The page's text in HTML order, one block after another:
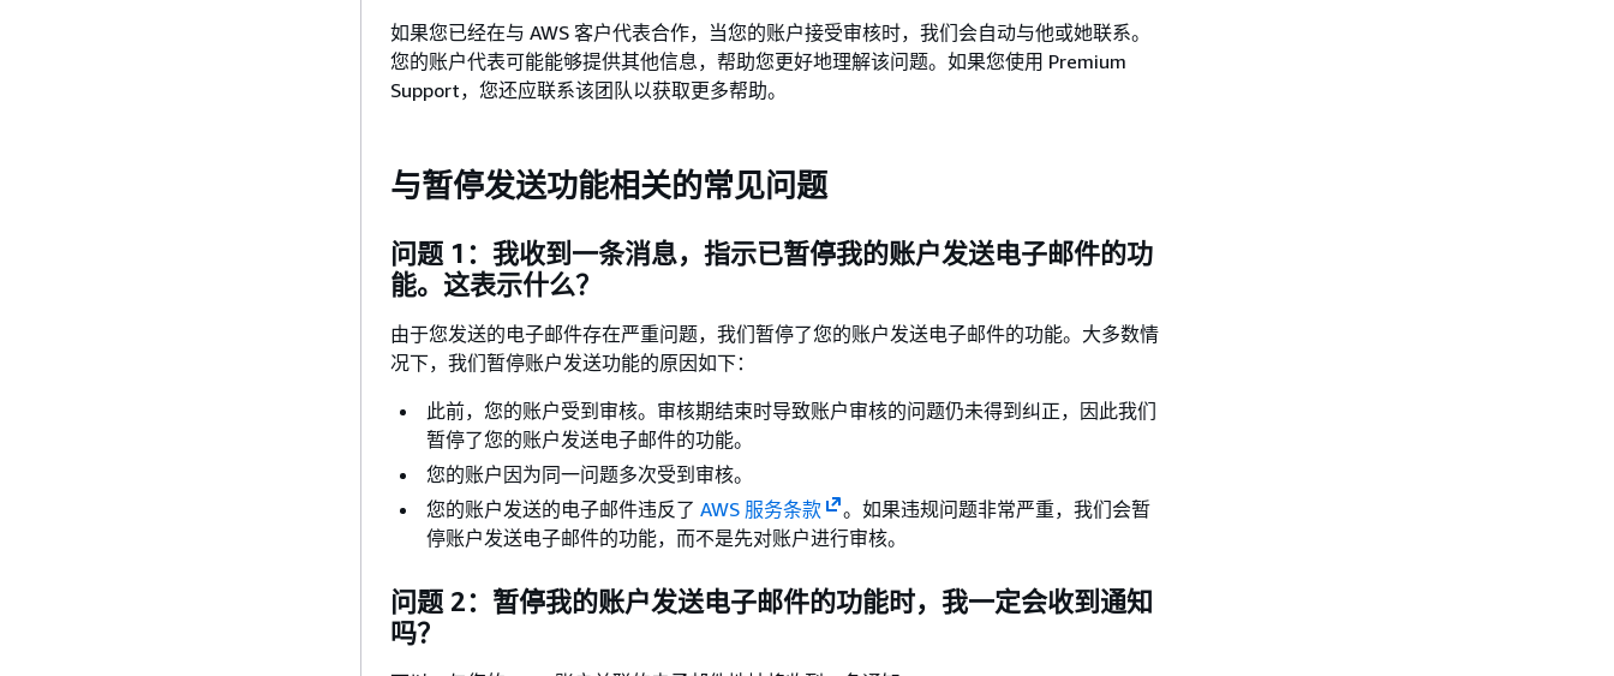
如果您已经在与 AWS 客户代表合作，当您的账户接受审核时，我们会自动与他或她联系。
您的账户代表可能能够提供其他信息，帮助您更好地理解该问题。如果您使用 Premium
Support，您还应联系该团队以获取更多帮助。
与暂停发送功能相关的常见问题
问题 1：我收到一条消息，指示已暂停我的账户发送电子邮件的功
能。这表示什么？
由于您发送的电子邮件存在严重问题，我们暂停了您的账户发送电子邮件的功能。大多数情
况下，我们暂停账户发送功能的原因如下：
此前，您的账户受到审核。审核期结束时导致账户审核的问题仍未得到纠正，因此我们
暂停了您的账户发送电子邮件的功能。
您的账户因为同一问题多次受到审核。
您的账户发送的电子邮件违反了 AWS 服务条款
。如果违规问题非常严重，我们会暂
停账户发送电子邮件的功能，而不是先对账户进行审核。
问题 2：暂停我的账户发送电子邮件的功能时，我一定会收到通知
吗？